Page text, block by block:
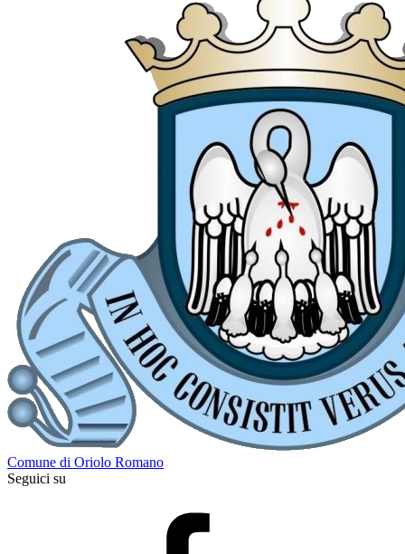
Comune di Oriolo Romano
Seguici su